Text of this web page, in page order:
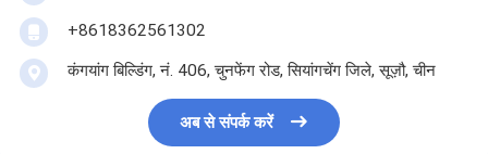
+8618362561302
कंगयांग बिल्डिंग, नं. 406, चुनफेंग रोड, सियांगचेंग जिले, सूज़ौ, चीन
अब से संपर्क करें